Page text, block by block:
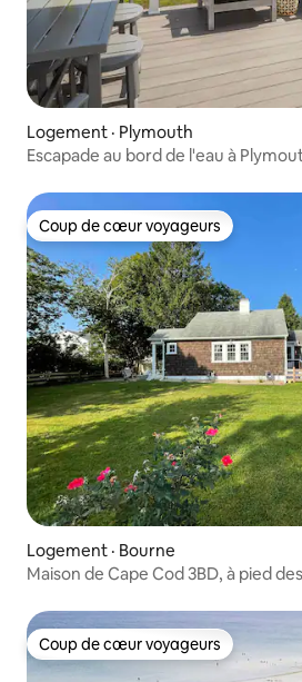
Logement · Plymouth
Escapade au bord de l'eau à
Coup de cœur voyageurs
Coup de cœur voyageurs
Logement · Bourne
Maison de Cape Cod 3BD, à pied
Coup de cœur voyageurs
Coup de cœur voyageurs